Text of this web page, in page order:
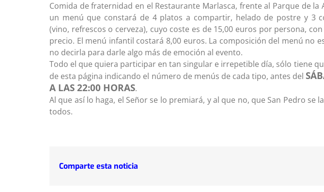
Comida de fraternidad en el Restaurante Marlasca, frente al Parque de la
un menú que constará de 4 platos a compartir, helado de postre y 3
(vino, refrescos o cerveza), cuyo coste es de 15,00 euros por persona,
precio. El menú infantil costará 8,00 euros. La composición del menú no
no decirla para darle algo más de emoción al evento.
Todo el que quiera participar en tan singular e irrepetible día, sólo tiene
de esta página indicando el número de menús de cada tipo, antes del
A LAS 22:00 HORAS.
Al que así lo haga, el Señor se lo premiará, y al que no, que San Pedro se
todos.
Comparte esta noticia